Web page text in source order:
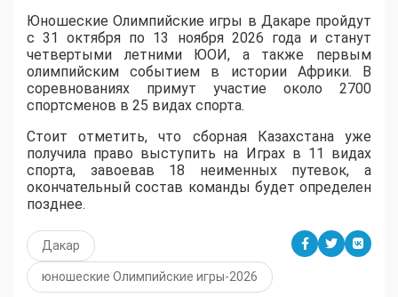
Юношеские Олимпийские игры в Дакаре пройдут
с 31 октября по 13 ноября 2026 года и станут
четвертыми летними ЮОИ, а также первым
олимпийским событием в истории Африки. В
соревнованиях примут участие около 2700
спортсменов в 25 видах спорта.
Стоит отметить, что сборная Казахстана уже
получила право выступить на Играх в 11 видах
спорта, завоевав 18 неименных путевок, а
окончательный состав команды будет определен
позднее.
Дакар
юношеские Олимпийские игры-2026